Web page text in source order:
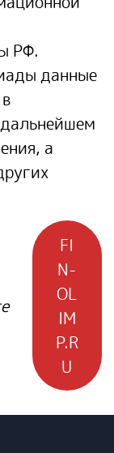
РФ.
данные
а
FI
N-
OL
IM
P.R
U